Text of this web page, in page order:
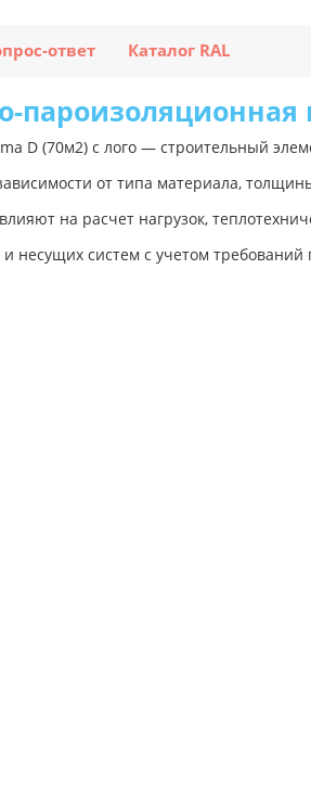
ответ Каталог RAL
пароизоляционная
D (70м2) с лого — строительный
от типа материала,
на расчет нагрузок,
несущих систем с учетом требований